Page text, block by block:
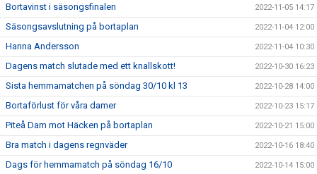
Bortavinst i säsongsfinalen 2022-11-05 14:17
Säsongsavslutning på bortaplan 2022-11-04 12:00
Hanna Andersson 2022-11-04 10:30
Dagens match slutade med ett knallskott! 2022-10-30 16:23
Sista hemmamatchen på söndag 30/10 kl 13 2022-10-28 14:00
Bortaförlust för våra damer 2022-10-23 15:17
Piteå Dam mot Häcken på bortaplan 2022-10-21 15:00
Bra match i dagens regnväder 2022-10-16 18:40
Dags för hemmamatch på söndag 16/10 2022-10-14 15:00